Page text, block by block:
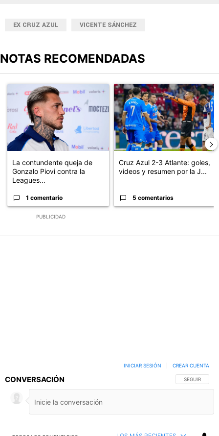
EX CRUZ AZUL VICENTE SÁNCHEZ
NOTAS RECOMENDADAS
PUBLICIDAD
Un artículo de tendencia con el título "La contundente queja de
La contundente queja de
Gonzalo Piovi contra la
Leagues...
1 comentario
Un artículo de tendencia con el
Cruz Azul 2-3 Atlante: goles,
videos y resumen por la J...
5 comentarios
CONVERSACIÓN SIGA ESTA
SEGUIR
INICIAR SESIÓN CREAR CUENTA